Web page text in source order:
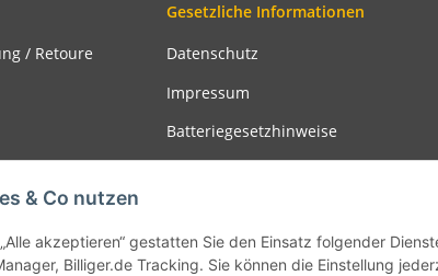
/ Retoure
Gesetzliche Informationen
Datenschutz
Impressum
Batteriegesetzhinweise
zzgl.Versand
& Co nutzen
akzeptieren“ gestatten Sie den Einsatz folgender
Billiger.de Tracking. Sie können die Einstellung